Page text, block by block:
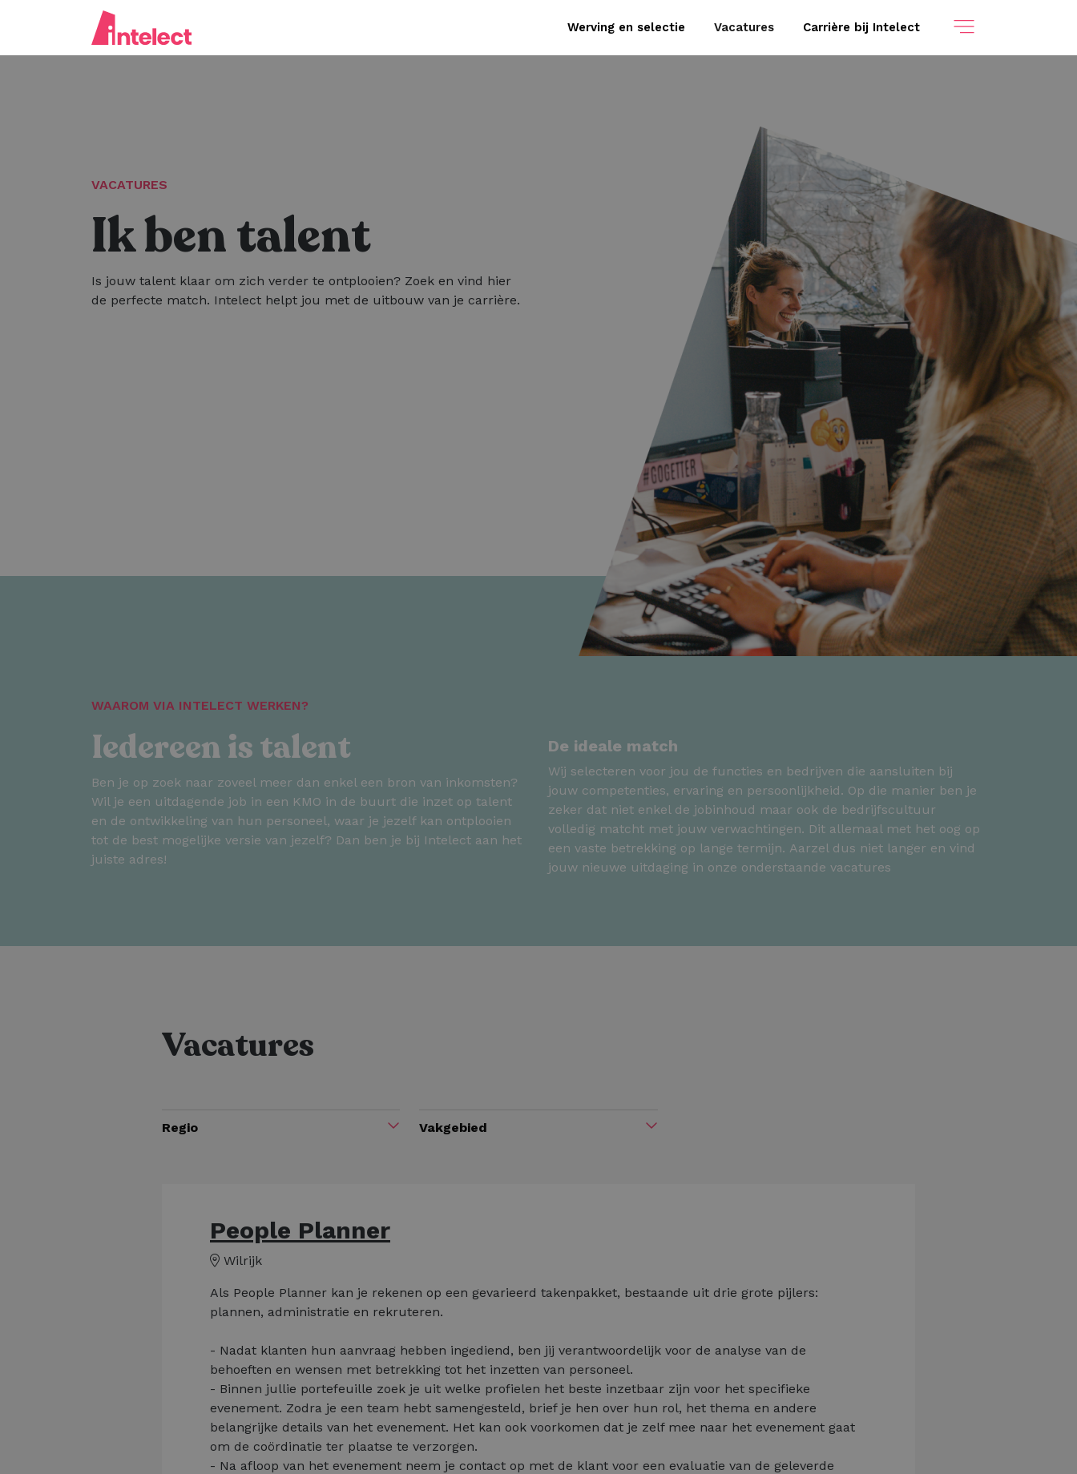
Werving en selectie Vacatures Carrière bij Intelect
VACATURES
Ik ben talent
Is jouw talent klaar om zich verder te ontplooien? Zoek en vind hier
de perfecte match. Intelect helpt jou met de uitbouw van je carrière.
WAAROM VIA INTELECT WERKEN?
Iedereen is talent
Ben je op zoek naar zoveel meer dan enkel een bron van inkomsten?
Wil je een uitdagende job in een KMO in de buurt die inzet op talent
en de ontwikkeling van hun personeel, waar je jezelf kan ontplooien
tot de best mogelijke versie van jezelf? Dan ben je bij Intelect aan het
juiste adres!
De ideale match
Wij selecteren voor jou de functies en bedrijven die aansluiten bij
jouw competenties, ervaring en persoonlijkheid. Op die manier ben je
zeker dat niet enkel de jobinhoud maar ook de bedrijfscultuur
volledig matcht met jouw verwachtingen. Dit allemaal met het oog op
een vaste betrekking op lange termijn. Aarzel dus niet langer en vind
jouw nieuwe uitdaging in onze onderstaande vacatures
Vacatures
Regio Vakgebied
People Planner
Wilrijk
Als People Planner kan je rekenen op een gevarieerd takenpakket, bestaande uit drie grote pijlers:
plannen, administratie en rekruteren.
- Nadat klanten hun aanvraag hebben ingediend, ben jij verantwoordelijk voor de analyse van de
behoeften en wensen met betrekking tot het inzetten van personeel.
- Binnen jullie portefeuille zoek je uit welke profielen het beste inzetbaar zijn voor het specifieke
evenement. Zodra je een team hebt samengesteld, brief je hen over hun rol, het thema en andere
belangrijke details van het evenement. Het kan ook voorkomen dat je zelf mee naar het evenement gaat
om de coördinatie ter plaatse te verzorgen.
- Na afloop van het evenement neem je contact op met de klant voor een evaluatie van de geleverde